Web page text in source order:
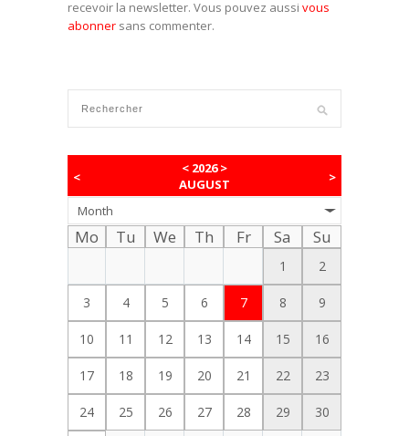
recevoir la newsletter. Vous pouvez aussi vous
abonner sans commenter.
<
< 2026>
AUGUST
>
Month
Mo Tu We Th Fr Sa Su
1 2
3 4 5 6 7 8 9
10 11 12 13 14 15 16
17 18 19 20 21 22 23
24 25 26 27 28 29 30